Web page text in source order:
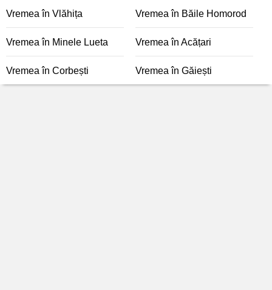
Vremea în Vlăhița Vremea în Băile Homorod
Vremea în Minele Lueta Vremea în Acățari
Vremea în Corbești Vremea în Găiești